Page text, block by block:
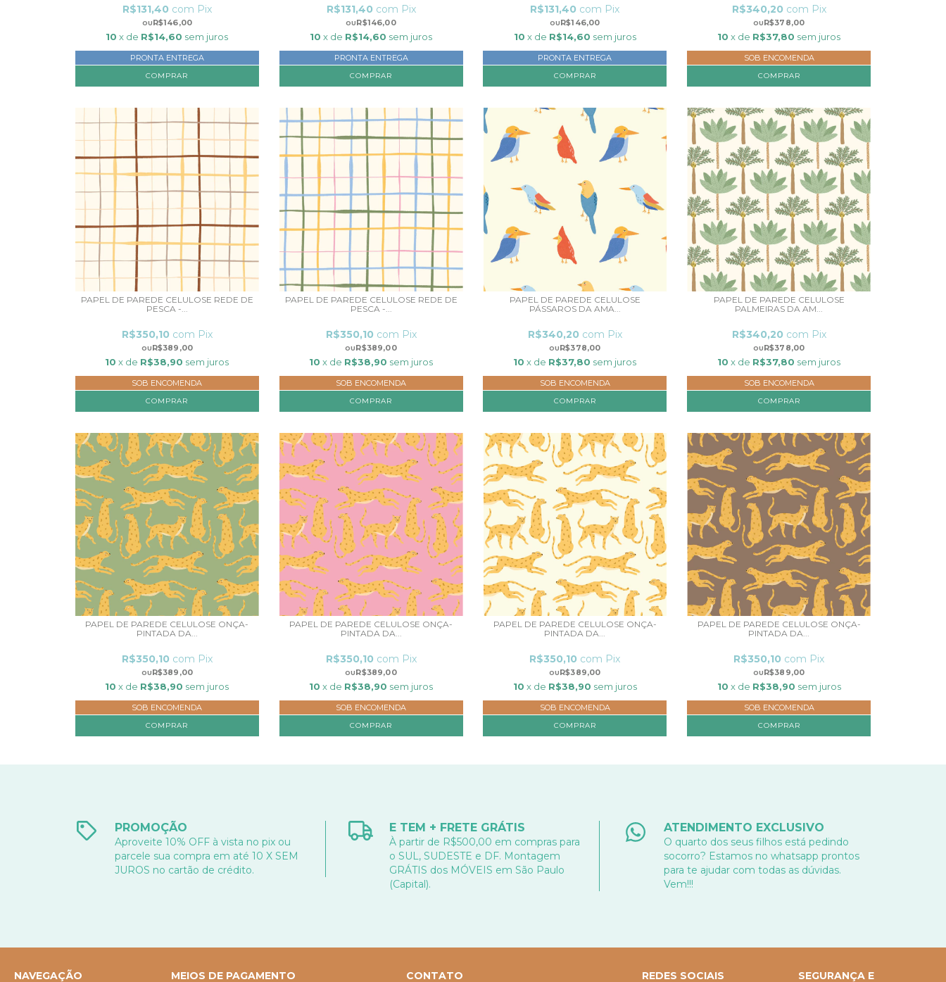
R$146,00
R$131,40 com Pix
10 x de R$14,60 sem juros
PRONTA ENTREGA
COMPRAR
R$146,00
R$131,40 com Pix
10 x de R$14,60 sem juros
PRONTA ENTREGA
COMPRAR
R$146,00
R$131,40 com Pix
10 x de R$14,60 sem juros
PRONTA ENTREGA
COMPRAR
R$378,00
R$340,20 com Pix
10 x de R$37,80 sem juros
SOB ENCOMENDA
COMPRAR
PAPEL DE PAREDE CELULOSE REDE DE
PESCA -...
R$389,00
R$350,10 com Pix
10 x de R$38,90 sem juros
SOB ENCOMENDA
COMPRAR
PAPEL DE PAREDE CELULOSE REDE DE
PESCA -...
R$389,00
R$350,10 com Pix
10 x de R$38,90 sem juros
SOB ENCOMENDA
COMPRAR
PAPEL DE PAREDE CELULOSE
PÁSSAROS DA AMA...
R$378,00
R$340,20 com Pix
10 x de R$37,80 sem juros
SOB ENCOMENDA
COMPRAR
PAPEL DE PAREDE CELULOSE
PALMEIRAS DA AM...
R$378,00
R$340,20 com Pix
10 x de R$37,80 sem juros
SOB ENCOMENDA
COMPRAR
PAPEL DE PAREDE CELULOSE ONÇA-
PINTADA DA...
R$389,00
R$350,10 com Pix
10 x de R$38,90 sem juros
SOB ENCOMENDA
COMPRAR
PAPEL DE PAREDE CELULOSE ONÇA-
PINTADA DA...
R$389,00
R$350,10 com Pix
10 x de R$38,90 sem juros
SOB ENCOMENDA
COMPRAR
PAPEL DE PAREDE CELULOSE ONÇA-
PINTADA DA...
R$389,00
R$350,10 com Pix
10 x de R$38,90 sem juros
SOB ENCOMENDA
COMPRAR
PAPEL DE PAREDE CELULOSE ONÇA-
PINTADA DA...
R$389,00
R$350,10 com Pix
10 x de R$38,90 sem juros
SOB ENCOMENDA
COMPRAR
PROMOÇÃO
Aproveite 10% OFF à vista no pix ou
parcele sua compra em até 10 X SEM
JUROS no cartão de crédito.
E TEM + FRETE GRÁTIS
À partir de R$500,00 em compras para
o SUL, SUDESTE e DF. Montagem
GRÁTIS dos MÓVEIS em São Paulo
(Capital).
ATENDIMENTO EXCLUSIVO
O quarto dos seus filhos está pedindo
socorro? Estamos no whatsapp prontos
para te ajudar com todas as dúvidas.
Vem!!!
NAVEGAÇÃO MEIOS DE PAGAMENTO CONTATO REDES SOCIAIS SEGURANÇA E